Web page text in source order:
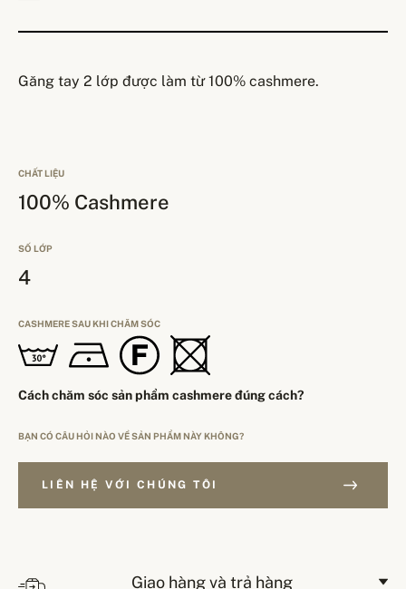
Găng tay 2 lớp được làm từ 100% cashmere.
CHẤT LIỆU
100% Cashmere
SỐ LỚP
4
CASHMERE SAU KHI CHĂM SÓC
Cách chăm sóc sản phẩm cashmere đúng cách?
BẠN CÓ CÂU HỎI NÀO VỀ SẢN PHẨM NÀY KHÔNG?
LIÊN HỆ VỚI CHÚNG TÔI
Giao hàng và trả hàng